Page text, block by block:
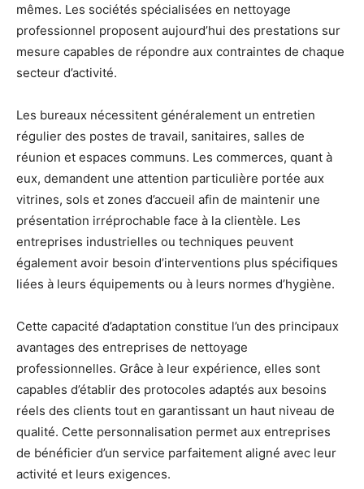
mêmes. Les sociétés spécialisées en nettoyage
professionnel proposent aujourd’hui des prestations sur
mesure capables de répondre aux contraintes de chaque
secteur d’activité.
Les bureaux nécessitent généralement un entretien
régulier des postes de travail, sanitaires, salles de
réunion et espaces communs. Les commerces, quant à
eux, demandent une attention particulière portée aux
vitrines, sols et zones d’accueil afin de maintenir une
présentation irréprochable face à la clientèle. Les
entreprises industrielles ou techniques peuvent
également avoir besoin d’interventions plus spécifiques
liées à leurs équipements ou à leurs normes d’hygiène.
Cette capacité d’adaptation constitue l’un des principaux
avantages des entreprises de nettoyage
professionnelles. Grâce à leur expérience, elles sont
capables d’établir des protocoles adaptés aux besoins
réels des clients tout en garantissant un haut niveau de
qualité. Cette personnalisation permet aux entreprises
de bénéficier d’un service parfaitement aligné avec leur
activité et leurs exigences.